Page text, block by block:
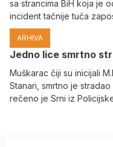
sa strancima BiH koja je
incident tačnije tuča
ARHIVA
Јedno lice smrtno
Muškarac čiji su inicijali
Stanari, smrtno je
rečeno je Srni iz